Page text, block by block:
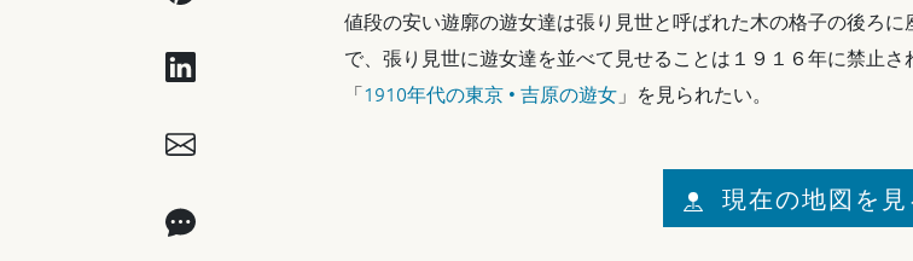
値段の安い遊廓の遊女達は張り見世と呼ばれた木の格子の後ろ
で、張り見世に遊女達を並べて見せることは１９１６年に禁止さ
「1910年代の東京 • 吉原の遊女 」を見られたい。
現在の地図を見